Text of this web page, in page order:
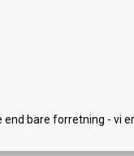
bare forretning -